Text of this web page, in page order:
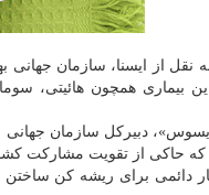
دبیركل سازمان
كه حاكی از تقویت مشاركت
دائمی برای ریشه كن ساختن